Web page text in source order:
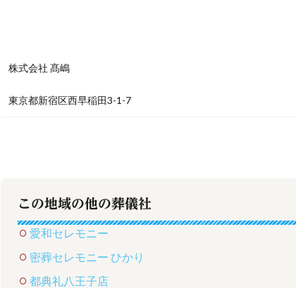
株式会社 髙嶋
東京都新宿区西早稲田3-1-7
この地域の他の葬儀社
愛和セレモニー
密葬セレモニー ひかり
都典礼八王子店